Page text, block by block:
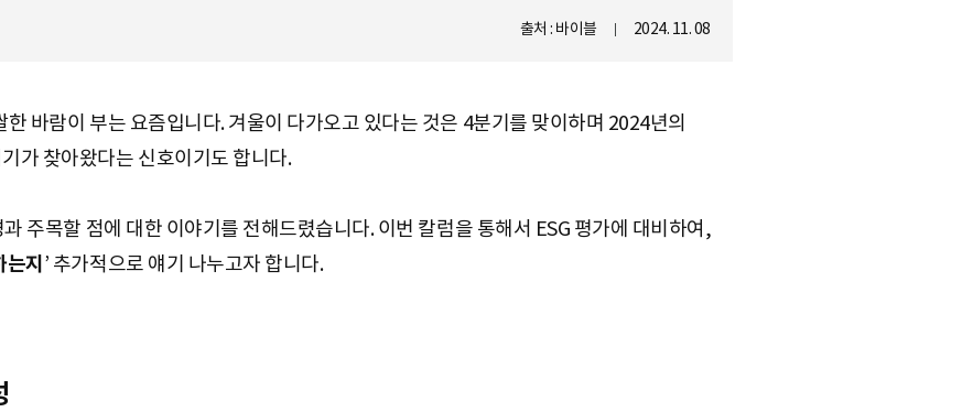
출처 : 바이블 2024. 11. 08
바람이 부는 요즘입니다. 겨울이 다가오고 있다는 것은 4분기를 맞이하며 2024년의
가 찾아왔다는 신호이기도 합니다.
주목할 점에 대한 이야기를 전해드렸습니다. 이번 칼럼을 통해서 ESG 평가에 대비하여,
지 ’ 추가적으로 얘기 나누고자 합니다.